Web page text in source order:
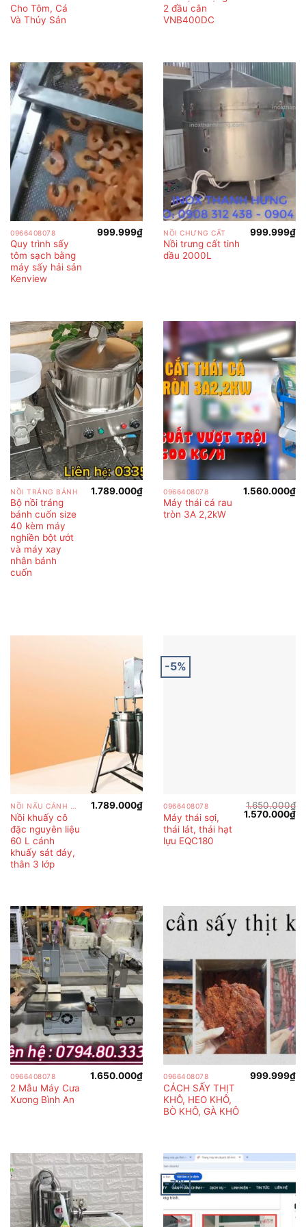
Cho Tôm, Cá
Và Thủy Sản
2 đầu cân
VNB400DC
0966408078
Quy trình sấy
tôm sạch bằng
máy sấy hải sản
Kenview
999.999₫ NỒI CHƯNG CẤT
Nồi trưng cất tinh
dầu 2000L
999.999₫
NỒI TRÁNG BÁNH
Bộ nồi tráng
bánh cuốn size
40 kèm máy
nghiền bột ướt
và máy xay
nhân bánh
cuốn
1.789.000₫ 0966408078
Máy thái cá rau
tròn 3A 2,2kW
1.560.000₫
Nồi khuấy cô
đặc nguyên liệu
60 L cánh
khuấy sát đáy,
thân 3 lớp
1.789.000₫
-5%
0966408078
Máy thái sợi,
thái lát, thái hạt
lựu EQC180
1.650.000₫
Giá
1.570.000₫
0966408078
2 Mẫu Máy Cưa
Xương Bình An
1.650.000₫ 0966408078
CÁCH SẤY THỊT
KHÔ, HEO KHÔ,
BÒ KHÔ, GÀ KHÔ
999.999₫
-7%